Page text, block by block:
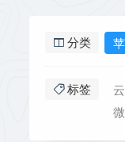
分类
标签